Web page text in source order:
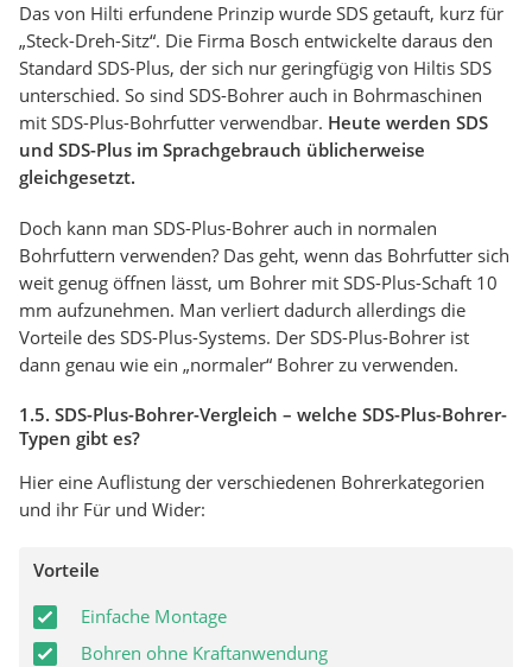
Das von Hilti erfundene Prinzip wurde SDS getauft, kurz für
„Steck-Dreh-Sitz“. Die Firma Bosch entwickelte daraus den
Standard SDS-Plus, der sich nur geringfügig von Hiltis SDS
unterschied. So sind SDS-Bohrer auch in Bohrmaschinen
mit SDS-Plus-Bohrfutter verwendbar. Heute werden SDS
und SDS-Plus im Sprachgebrauch üblicherweise
gleichgesetzt.
Doch kann man SDS-Plus-Bohrer auch in normalen
Bohrfuttern verwenden? Das geht, wenn das Bohrfutter sich
weit genug öffnen lässt, um Bohrer mit SDS-Plus-Schaft 10
mm aufzunehmen. Man verliert dadurch allerdings die
Vorteile des SDS-Plus-Systems. Der SDS-Plus-Bohrer ist
dann genau wie ein „normaler“ Bohrer zu verwenden.
1.5. SDS-Plus-Bohrer-Vergleich – welche SDS-Plus-Bohrer-
Typen gibt es?
Hier eine Auflistung der verschiedenen Bohrerkategorien
und ihr Für und Wider:
Vorteile
Einfache Montage
Bohren ohne Kraftanwendung